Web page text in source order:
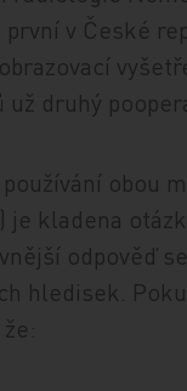
v České
druhý
obou
je kladena
odpověď
hledisek.